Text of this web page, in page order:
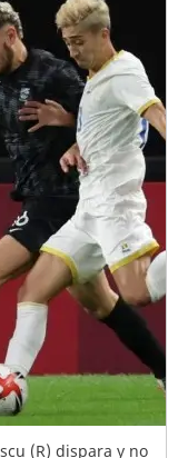
(R) dispara y no